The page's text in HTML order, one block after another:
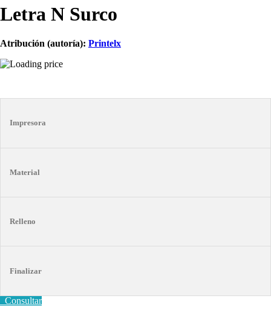
Letra N Surco
Atribución (autoría): Printelx
Impresora
Material
Relleno
Finalizar
Consultar